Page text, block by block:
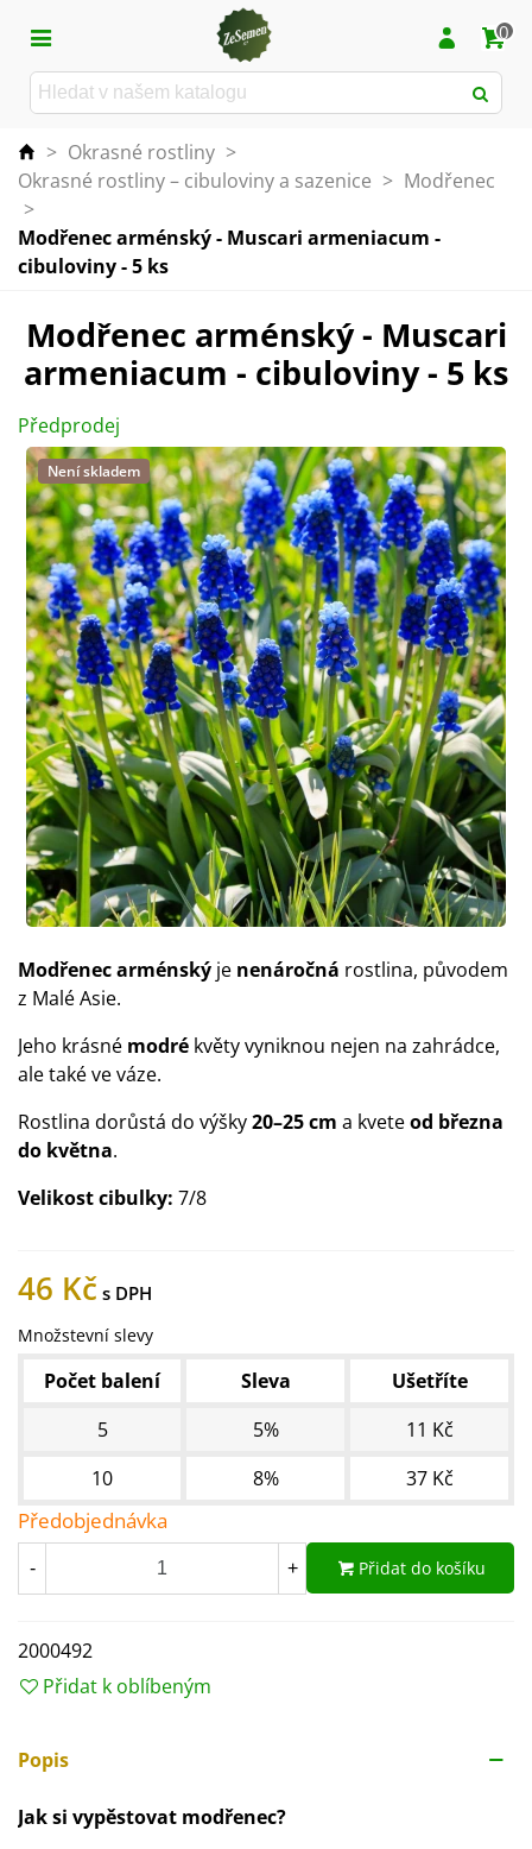
0
> Okrasné rostliny >
Okrasné rostliny – cibuloviny a sazenice > Modřenec
>
Modřenec arménský - Muscari armeniacum -
cibuloviny - 5 ks
Modřenec arménský - Muscari
armeniacum - cibuloviny - 5 ks
Předprodej
Není skladem
Modřenec arménský je nenáročná rostlina, původem
z Malé Asie.
Jeho krásné modré květy vyniknou nejen na zahrádce,
ale také ve váze.
Rostlina dorůstá do výšky20–25 cm a kveteod března
do května.
Velikost cibulky: 7/8
46 Kč
Množstevní slevy
Počet balení Sleva
Ušetříte
5
5%
11 Kč
10
8% 37 Kč
Předobjednávka
- + Přidat do košíku
2000492
Přidat k oblíbeným
Popis
Jak si vypěstovat modřenec?